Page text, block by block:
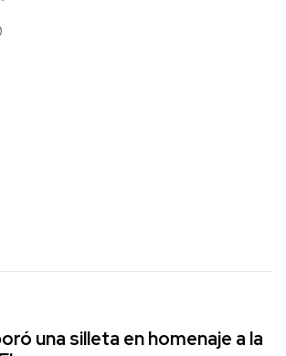
una silleta en homenaje a la